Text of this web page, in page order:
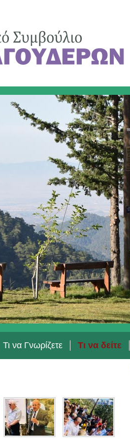
Τι να Γνωρίζετε Τι να δείτε